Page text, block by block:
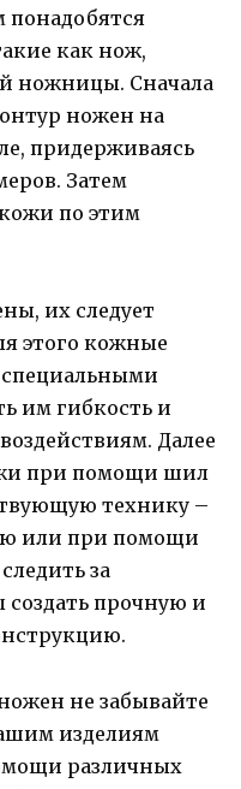
понадобятся
как нож,
ножницы. Сначала
ножен на
придерживаясь
Затем
по этим
их следует
этого кожные
специальными
им гибкость и
Далее
при помощи шил
технику –
или при помощи
за
прочную и
не забывайте
изделиям
различных